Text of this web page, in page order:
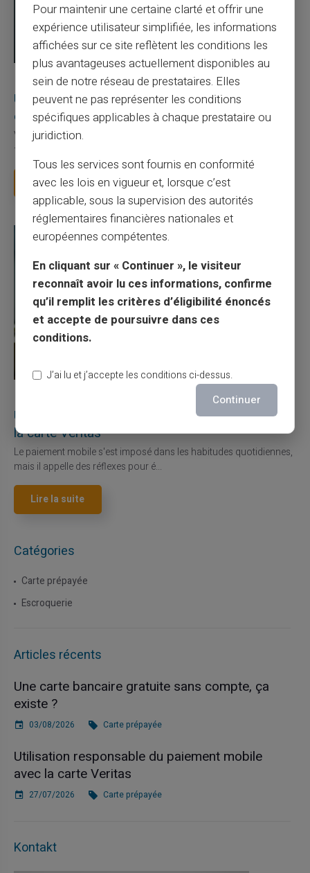
03/08/2026 Veritas Carte prépayée
Une carte bancaire gratuite sans compte, ça
existe ?
Vous avez tapé cette recherche parce que votre banque vous
facture 50 € par an pour une carte que vo...
Lire la suite
Carte prépayée
Utilisation responsable du paiement mobile avec
la carte Veritas
Le paiement mobile s'est imposé dans les habitudes quotidiennes,
mais il appelle des réflexes pour é...
Lire la suite
Catégories
Carte prépayée
Escroquerie
Articles récents
Une carte bancaire gratuite sans compte, ça
existe ?
03/08/2026 Carte prépayée
Utilisation responsable du paiement mobile
avec la carte Veritas
27/07/2026 Carte prépayée
Kontakt
Pour maintenir une certaine clarté et offrir une
expérience utilisateur simplifiée, les informations
affichées sur ce site reflètent les conditions les
plus avantageuses actuellement disponibles au
sein de notre réseau de prestataires. Elles
peuvent ne pas représenter les conditions
spécifiques applicables à chaque prestataire ou
juridiction.
Tous les services sont fournis en conformité
avec les lois en vigueur et, lorsque c’est
applicable, sous la supervision des autorités
réglementaires financières nationales et
européennes compétentes.
En cliquant sur « Continuer », le visiteur
reconnaît avoir lu ces informations, confirme
qu’il remplit les critères d’éligibilité énoncés
et accepte de poursuivre dans ces
conditions.
J’ai lu et j’accepte les conditions ci-dessus.
Continuer